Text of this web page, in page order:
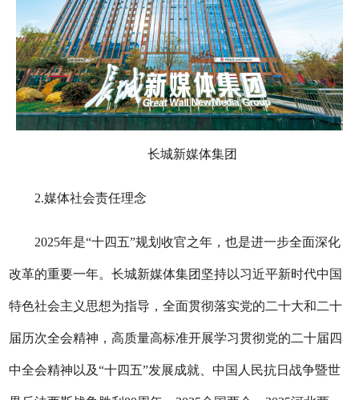
长城新媒体集团
2.媒体社会责任理念
2025年是“十四五”规划收官之年，也是进一步全面深化
改革的重要一年。长城新媒体集团坚持以习近平新时代中国
特色社会主义思想为指导，全面贯彻落实党的二十大和二十
届历次全会精神，高质量高标准开展学习贯彻党的二十届四
中全会精神以及“十四五”发展成就、中国人民抗日战争暨世